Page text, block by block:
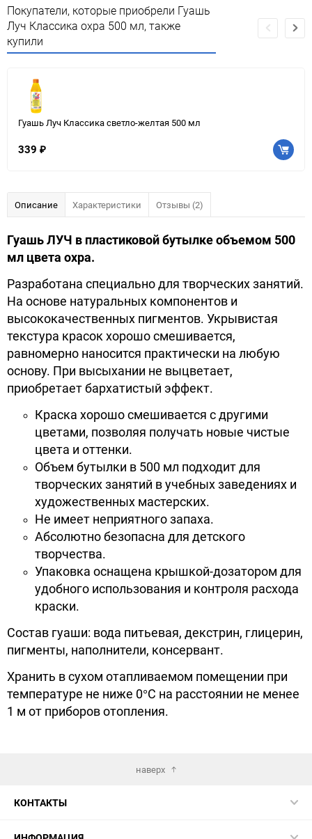
Покупатели, которые приобрели Гуашь
Луч Классика охра 500 мл, также
купили
Гуашь Луч Классика светло-желтая 500 мл
339 ₽
Описание Характеристики Отзывы (2)
Гуашь ЛУЧ в пластиковой бутылке объемом 500
мл цвета охра.
Разработана специально для творческих занятий.
На основе натуральных компонентов и
высококачественных пигментов. Укрывистая
текстура красок хорошо смешивается,
равномерно наносится практически на любую
основу. При высыхании не выцветает,
приобретает бархатистый эффект.
Краска хорошо смешивается с другими
цветами, позволяя получать новые чистые
цвета и оттенки.
Объем бутылки в 500 мл подходит для
творческих занятий в учебных заведениях и
художественных мастерских.
Не имеет неприятного запаха.
Абсолютно безопасна для детского
творчества.
Упаковка оснащена крышкой-дозатором для
удобного использования и контроля расхода
краски.
Состав гуаши: вода питьевая, декстрин, глицерин,
пигменты, наполнители, консервант.
Хранить в сухом отапливаемом помещении при
температуре не ниже 0°С на расстоянии не менее
1 м от приборов отопления.
наверх
КОНТАКТЫ